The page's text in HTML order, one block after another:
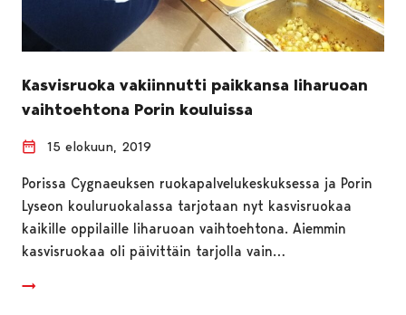
Kasvisruoka vakiinnutti paikkansa liharuoan
vaihtoehtona Porin kouluissa
15 elokuun, 2019
Porissa Cygnaeuksen ruokapalvelukeskuksessa ja Porin
Lyseon kouluruokalassa tarjotaan nyt kasvisruokaa
kaikille oppilaille liharuoan vaihtoehtona. Aiemmin
kasvisruokaa oli päivittäin tarjolla vain…